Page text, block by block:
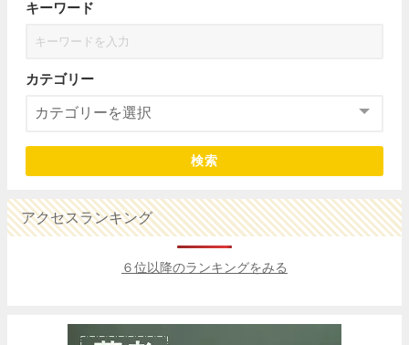
キーワード
カテゴリー
検索
アクセスランキング
６位以降のランキングをみる